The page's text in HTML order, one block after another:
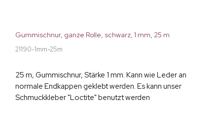
Gummischnur, ganze Rolle, schwarz, 1 mm, 25 m
21190-1mm-25m
25 m, Gummischnur, Stärke 1 mm. Kann wie Leder an
normale Endkappen geklebt werden. Es kann unser
Schmuckkleber "Loctite" benutzt werden